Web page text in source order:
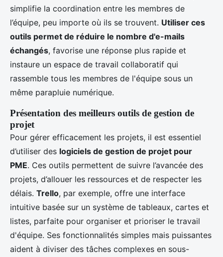
simplifie la coordination entre les membres de
l’équipe, peu importe où ils se trouvent. Utiliser ces
outils permet de réduire le nombre d'e-mails
échangés, favorise une réponse plus rapide et
instaure un espace de travail collaboratif qui
rassemble tous les membres de l'équipe sous un
même parapluie numérique.
Présentation des meilleurs outils de gestion de
projet
Pour gérer efficacement les projets, il est essentiel
d’utiliser des logiciels de gestion de projet pour
PME. Ces outils permettent de suivre l’avancée des
projets, d’allouer les ressources et de respecter les
délais. Trello, par exemple, offre une interface
intuitive basée sur un système de tableaux, cartes et
listes, parfaite pour organiser et prioriser le travail
d'équipe. Ses fonctionnalités simples mais puissantes
aident à diviser des tâches complexes en sous-